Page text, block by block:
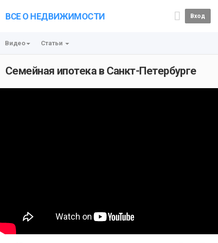
ВСЕ О НЕДВИЖИМОСТИ Вход
Видео Статьи
Семейная ипотека в Санкт-Петербурге